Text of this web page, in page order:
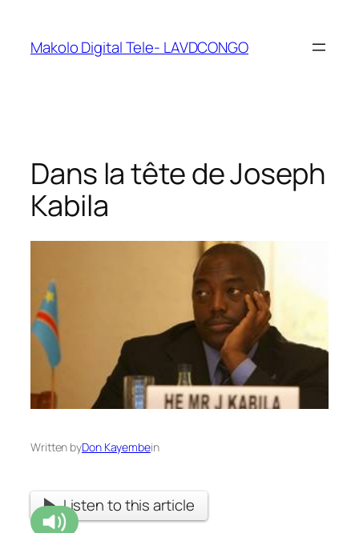
Makolo Digital Tele- LAVDCONGO
Dans la tête de Joseph
Kabila
Written byDon Kayembein
Listen to this article